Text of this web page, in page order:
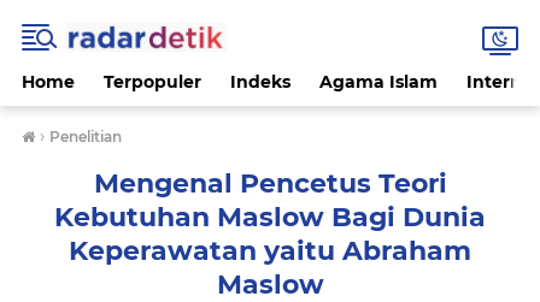
Home Terpopuler Indeks Agama Islam
› Penelitian
Mengenal Pencetus Teori
Kebutuhan Maslow Bagi Dunia
Keperawatan yaitu Abraham
Maslow